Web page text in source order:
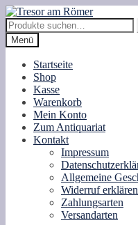
Zur
Navigation
springen
Zum
Inhalt
springen
Suche
nach:
Menü
Startseite
Shop
Kasse
Warenkorb
Mein Konto
Zum Antiquariat
Kontakt
Impressum
Allgemeine
Widerruf erklären
Zahlungsarten
Versandarten